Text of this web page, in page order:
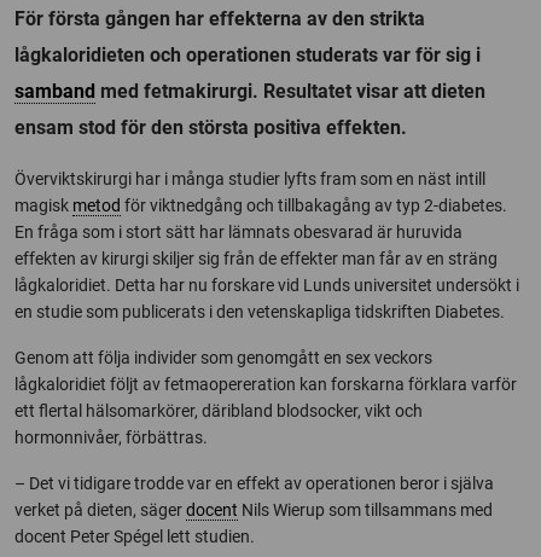
För första gången har effekterna av den strikta
lågkaloridieten och operationen studerats var för sig i
samband med fetmakirurgi. Resultatet visar att dieten
ensam stod för den största positiva effekten.
Överviktskirurgi har i många studier lyfts fram som en näst intill
magisk metod för viktnedgång och tillbakagång av typ 2-diabetes.
En fråga som i stort sätt har lämnats obesvarad är huruvida
effekten av kirurgi skiljer sig från de effekter man får av en sträng
lågkaloridiet. Detta har nu forskare vid Lunds universitet undersökt i
en studie som publicerats i den vetenskapliga tidskriften Diabetes.
Genom att följa individer som genomgått en sex veckors
lågkaloridiet följt av fetmaopereration kan forskarna förklara varför
ett flertal hälsomarkörer, däribland blodsocker, vikt och
hormonnivåer, förbättras.
– Det vi tidigare trodde var en effekt av operationen beror i själva
verket på dieten, sägerdocent Nils Wierup som tillsammans med
docent Peter Spégel lett studien.